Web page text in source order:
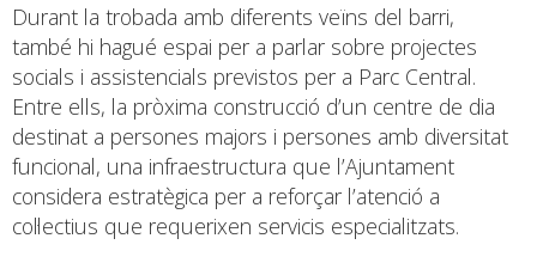
Durant la trobada amb diferents veïns del barri,
també hi hagué espai per a parlar sobre projectes
socials i assistencials previstos per a Parc Central.
Entre ells, la pròxima construcció d’un centre de dia
destinat a persones majors i persones amb diversitat
funcional, una infraestructura que l’Ajuntament
considera estratègica per a reforçar l’atenció a
col·lectius que requerixen servicis especialitzats.